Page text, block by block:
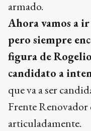
armado.
Ahora vamos a
pero siempre
figura de
candidato a
que va a ser
Frente Renovador
articuladamente.